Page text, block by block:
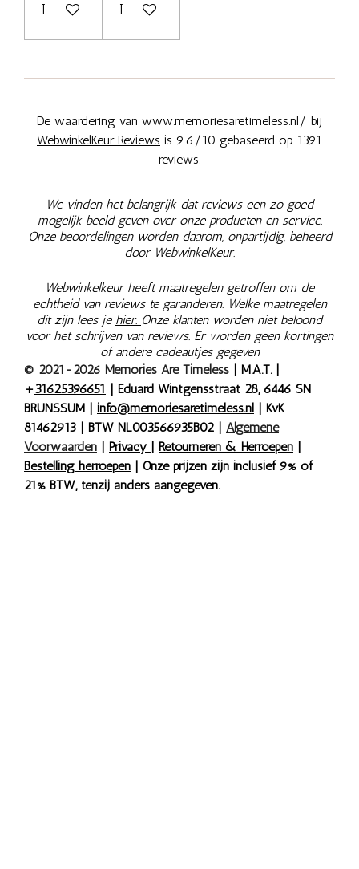
In winkelwagenIn winkelwagen
De waardering van www.memoriesaretimeless.nl/ bij
WebwinkelKeur Reviews is 9.6/10 gebaseerd op 1391
reviews.
We vinden het belangrijk dat reviews een zo goed
mogelijk beeld geven over onze producten en service.
Onze beoordelingen worden daarom, onpartijdig, beheerd
door WebwinkelKeur.
Webwinkelkeur heeft maatregelen getroffen om de
echtheid van reviews te garanderen. Welke maatregelen
dit zijn lees je hier. Onze klanten worden niet beloond
voor het schrijven van reviews. Er worden geen kortingen
of andere cadeautjes gegeven
© 2021-2026 Memories Are Timeless | M.A.T. |
+31625396651 | Eduard Wintgensstraat 28, 6446 SN
BRUNSSUM | info@memoriesaretimeless.nl | KvK
81462913 | BTW NL003566935B02 | Algemene
Voorwaarden | Privacy | Retourneren & Herroepen |
Bestelling herroepen | Onze prijzen zijn inclusief 9% of
21% BTW, tenzij anders aangegeven.